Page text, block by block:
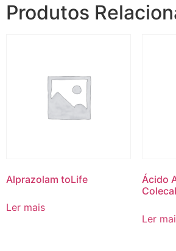
Produtos
Alprazolam toLife
Ler mais
Ácido
Ler